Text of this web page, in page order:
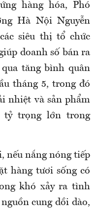
hàng hóa, Phó
Hà Nội Nguyễn
siêu thị tổ chức
doanh số bán ra
tăng bình quân
tháng 5, trong đó
nhiệt và sản phẩm
tỷ trọng lớn trong
nếu nắng nóng tiếp
hàng tươi sống có
khó xảy ra tình
cung dồi dào,